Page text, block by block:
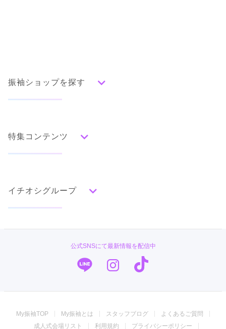
振袖ショップを探す
みんなの振袖ランキングトップ
色別ランキング
グレー
白
エレガント キュート クール
百合
橘 蝶 鶴 松竹梅 扇面 車
華籠
口コミから探す
特集コンテンツ
ママ振特集
個性的振袖コーディネート特集
成人式レポート
振袖ブランド特集
イチオシグループ
キモノハーツ／kimono hearts
振袖専門店 一蔵
公式SNSにて最新情報を配信中
My振袖TOP My振袖とは スタッフブログ
よくあるご質問
成人式会場リスト
利用規約 プライバシーポリシー